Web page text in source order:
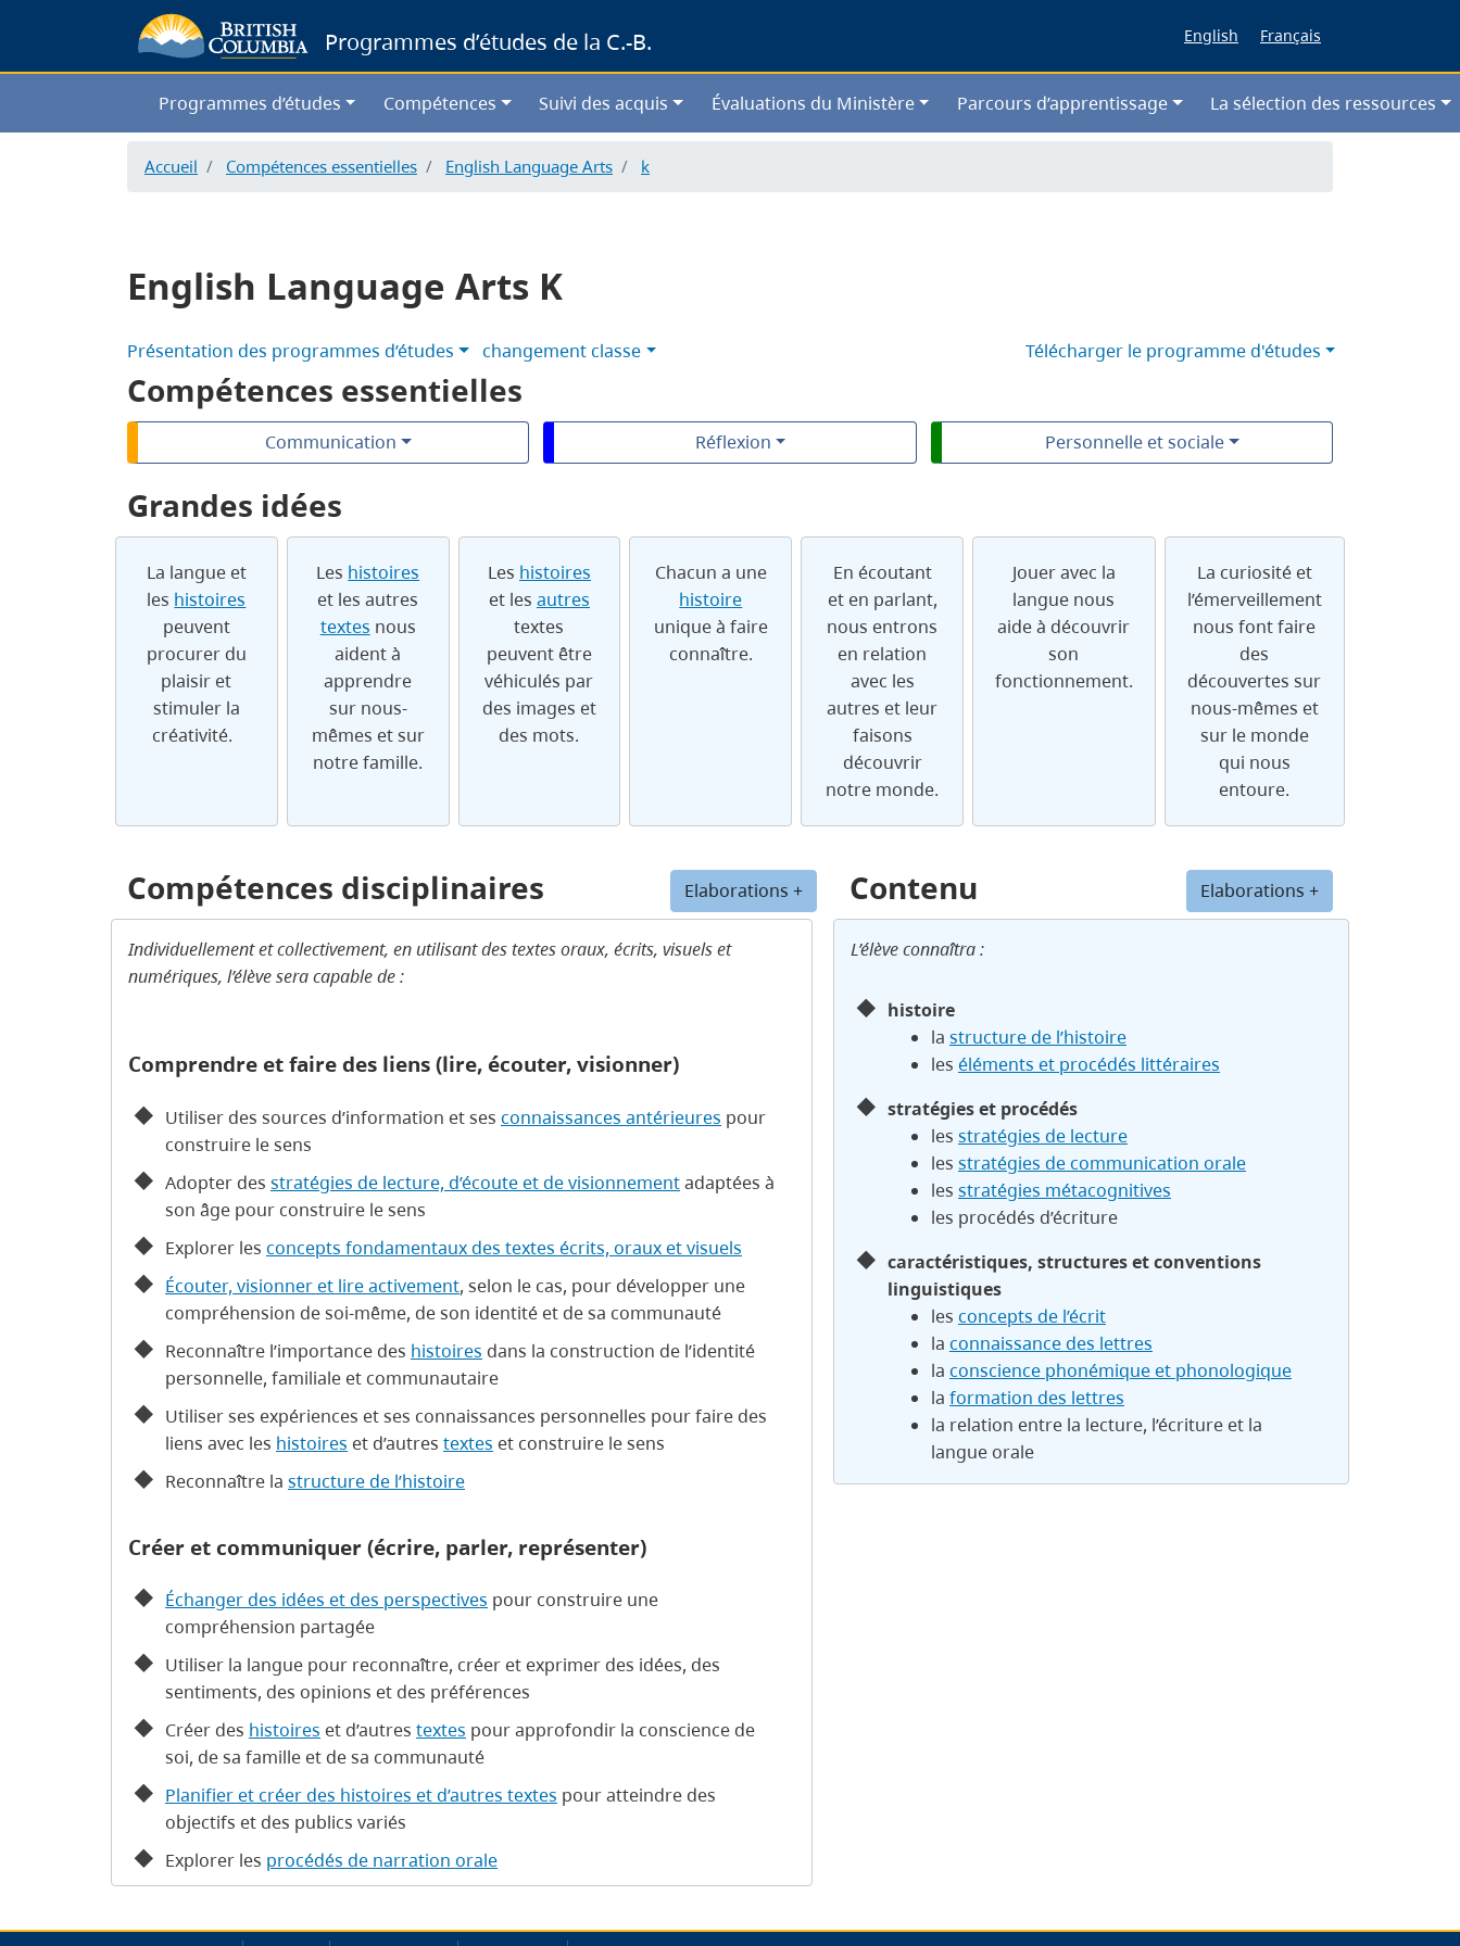
main
content
Programmes d’études de la C.-B. English Français
Programmes d’études Compétences Suivi des acquis Évaluations du Ministère Parcours d’apprentissage La sélection des ressources
Accueil Compétences essentielles English Language Arts k
English Language Arts K
Télécharger le programme d'études
Présentation des programmes d’études changement classe
Compétences essentielles
Communication Réflexion Personnelle et sociale
Grandes idées
La langue et
les histoires
peuvent
procurer du
plaisir et
stimuler la
créativité.
Les histoires
et les autres
textes nous
aident à
apprendre
sur nous-
mêmes et sur
notre famille.
Les histoires
et les autres
textes
peuvent être
véhiculés par
des images et
des mots.
Chacun a une
histoire
unique à faire
connaître.
En écoutant
et en parlant,
nous entrons
en relation
avec les
autres et leur
faisons
découvrir
notre monde.
Jouer avec la
langue nous
aide à découvrir
son
fonctionnement.
La curiosité et
l’émerveillement
nous font faire
des
découvertes sur
nous-mêmes et
sur le monde
qui nous
entoure.
Elaborations +
Contenu
L’élève connaîtra :
histoire
la structure de l’histoire
les éléments et procédés littéraires
stratégies et procédés
les stratégies de lecture
les stratégies de communication orale
les stratégies métacognitives
les procédés d’écriture
caractéristiques, structures et conventions
linguistiques
les concepts de l’écrit
la connaissance des lettres
la conscience phonémique et phonologique
la formation des lettres
la relation entre la lecture, l’écriture et la
langue orale
Elaborations +
Compétences disciplinaires
Individuellement et collectivement, en utilisant destextesoraux, écrits, visuels et
numériques, l’élève sera capable de :
Comprendre et faire des liens (lire, écouter, visionner)
Utiliser des sources d’information et ses connaissances antérieures pour
construire le sens
Adopter des stratégies de lecture, d’écoute et de visionnementadaptées à
son âge pour construire le sens
Explorer les concepts fondamentaux des textes écrits, oraux et visuels
Écouter, visionner et lire activement, selon le cas, pour développer une
compréhension de soi-même, de son identité et de sa communauté
Reconnaître l’importance des histoires dans la construction de l’identité
personnelle, familiale et communautaire
Utiliser ses expériences et ses connaissances personnelles pour faire des
liens avec les histoires et d’autres textes et construire le sens
Reconnaître la structure de l’histoire
Créer et communiquer (écrire, parler, représenter)
Échanger des idées et des perspectives pour construire une
compréhension partagée
Utiliser la langue pour reconnaître, créer et exprimer des idées, des
sentiments, des opinions et des préférences
Créer des histoires et d’autres textes pour approfondir la conscience de
soi, de sa famille et de sa communauté
Planifier et créer des histoires et d’autres textes pour atteindre des
objectifs et des publics variés
Explorer les procédés de narration orale